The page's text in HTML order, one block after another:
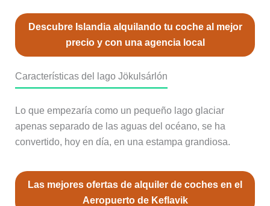
Descubre Islandia alquilando tu coche al mejor
precio y con una agencia local
Características del lago Jökulsárlón
Lo que empezaría como un pequeño lago glaciar
apenas separado de las aguas del océano, se ha
convertido, hoy en día, en una estampa grandiosa.
Las mejores ofertas de alquiler de coches en el
Aeropuerto de Keflavik